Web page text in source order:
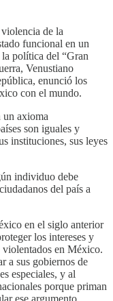
de la
funcional en un
política del “Gran
Venustiano
enunció los
con el mundo.
un axioma
son iguales y
instituciones, sus leyes
individuo debe
del país a
en el siglo anterior
los intereses y
violentados en México.
a sus gobiernos de
especiales, y al
porque priman
ese argumento.